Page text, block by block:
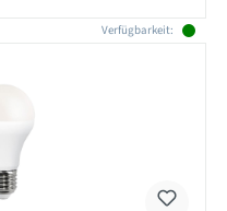
Verfügbarkeit: